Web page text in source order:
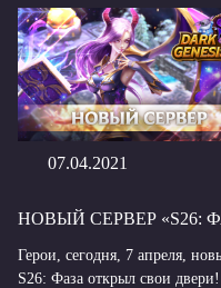
07.04.2021
НОВЫЙ СЕРВЕР «S26:
Герои, сегодня, 7 апреля,
S26: Фаза открыл свои